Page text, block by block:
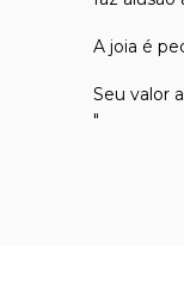
A joia é
Seu valor
"